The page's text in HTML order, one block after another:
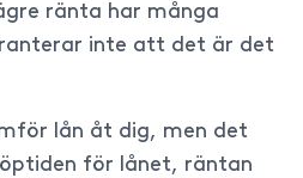
ränta har många
inte att det är det
lån åt dig, men det
för lånet, räntan